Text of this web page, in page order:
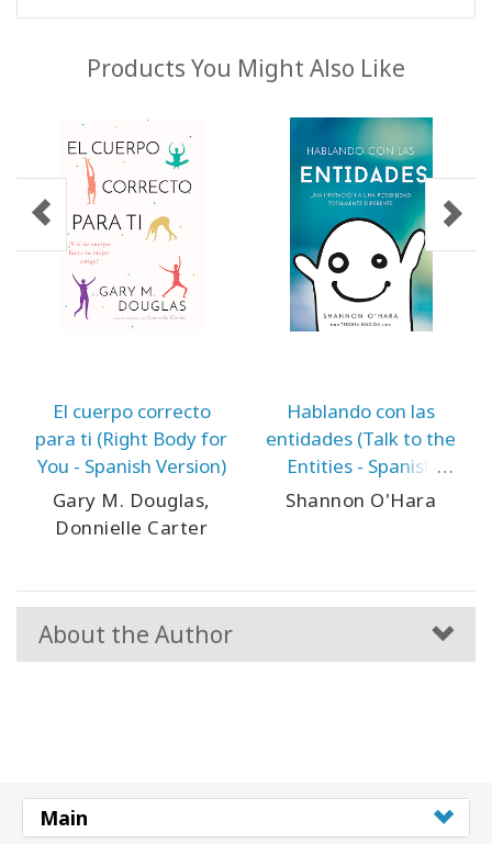
Products You Might Also Like
El cuerpo correcto
para ti (Right Body for
You - Spanish Version)
Gary M. Douglas,
Donnielle Carter
Hablando con las
entidades (Talk to the
Entities - Spanish
Version)
Shannon O'Hara
About the Author
Main